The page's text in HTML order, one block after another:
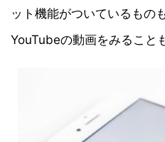
ット機能がついているもの
YouTubeの動画をみること